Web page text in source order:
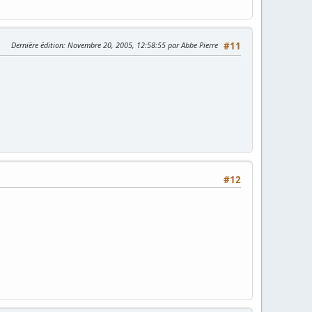
#11
Dernière édition: Novembre 20, 2005, 12:58:55 par Abbe Pierre
#12